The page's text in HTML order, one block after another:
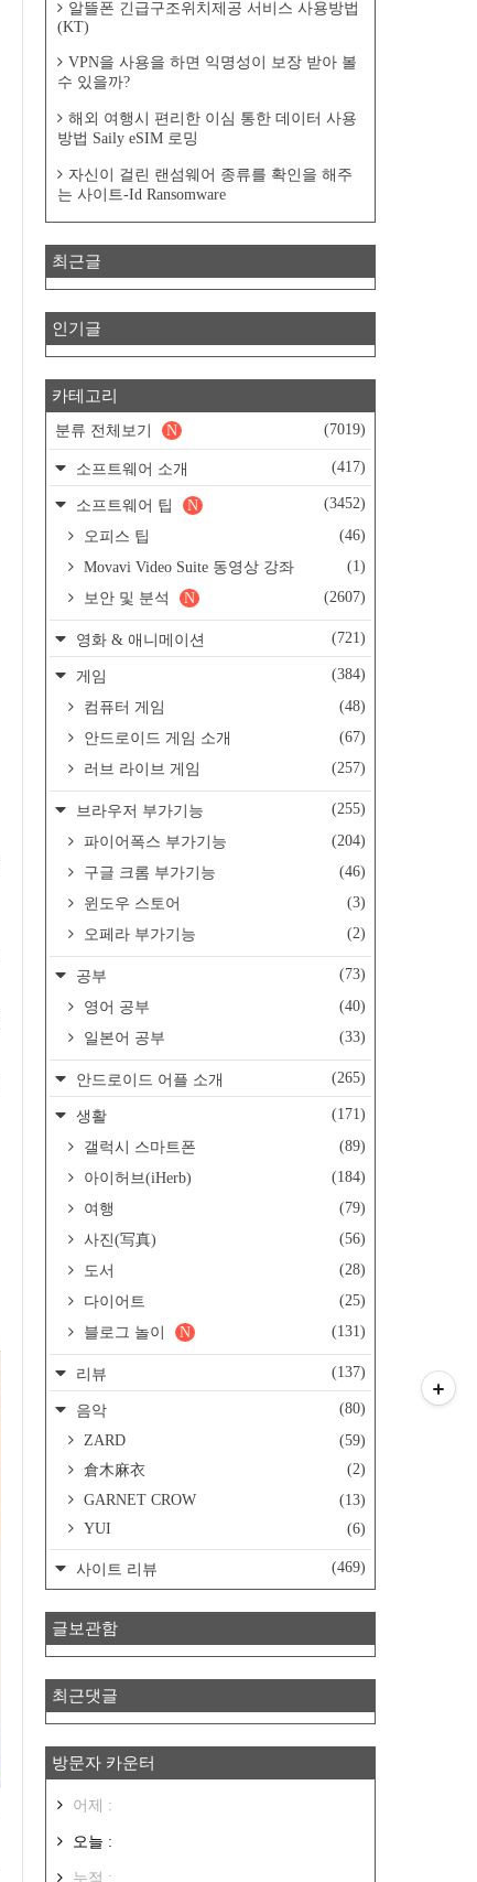
알뜰폰 긴급구조위치제공 서비스 사용방법
(KT)
VPN을 사용을 하면 익명성이 보장 받아 볼
수 있을까?
해외 여행시 편리한 이심 통한 데이터 사용
방법 Saily eSIM 로밍
자신이 걸린 랜섬웨어 종류를 확인을 해주
는 사이트-Id Ransomware
최근글
인기글
카테고리
분류 전체보기 (7019)
N
소프트웨어 소개 (417)
소프트웨어 팁 (3452)
N
오피스 팁
(46)
Movavi Video Suite 동영상 강좌
(1)
보안 및 분석
(2607)
N
영화 & 애니메이션 (721)
게임
(384)
컴퓨터 게임
(48)
안드로이드 게임 소개
(67)
러브 라이브 게임
(257)
브라우저 부가기능
(255)
파이어폭스 부가기능
(204)
구글 크롬 부가기능
(46)
윈도우 스토어
(3)
오페라 부가기능
(2)
공부
(73)
영어 공부
(40)
일본어 공부
(33)
안드로이드 어플 소개 (265)
생활
(171)
갤럭시 스마트폰
(89)
아이허브(iHerb)
(184)
여행
(79)
사진(写真)
(56)
도서
(28)
다이어트
(25)
블로그 놀이
(131)
N
리뷰 (137)
음악
(80)
ZARD
(59)
倉木麻衣
(2)
GARNET CROW
(13)
YUI
(6)
사이트 리뷰 (469)
글보관함
최근댓글
방문자 카운터
어제 :
오늘 :
누적 :